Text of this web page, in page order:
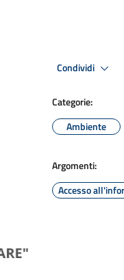
Condividi
Categorie:
Ambiente
Argomenti:
Accesso